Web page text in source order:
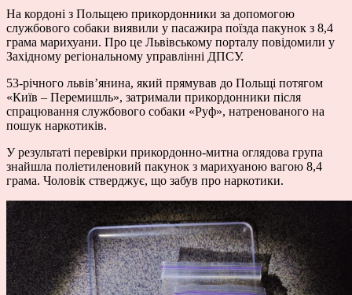
На кордоні з Польщею прикордонники за допомогою
службового собаки виявили у пасажира поїзда пакунок з 8,4
грама марихуани. Про це Львівському порталу повідомили у
Західному регіональному управлінні ДПСУ.
53-річного львів’янина, який прямував до Польщі потягом
«Київ – Перемишль», затримали прикордонники після
спрацювання службового собаки «Руф», натренованого на
пошук наркотиків.
У результаті перевірки прикордонно-митна оглядова група
знайшла поліетиленовий пакунок з марихуаною вагою 8,4
грама. Чоловік стверджує, що забув про наркотики.